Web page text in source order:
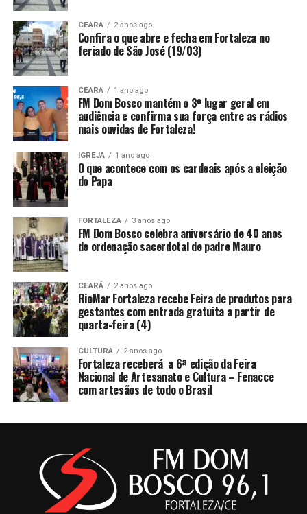
CEARÁ 2 anos ago
Confira o que abre e fecha em Fortaleza no
feriado de São José (19/03)
CEARÁ 1 ano ago
FM Dom Bosco mantém o 3º lugar geral em
audiência e confirma sua força entre as rádios
mais ouvidas de Fortaleza!
IGREJA 1 ano ago
O que acontece com os cardeais após a eleição
do Papa
FORTALEZA 3 anos ago
FM Dom Bosco celebra aniversário de 40 anos
de ordenação sacerdotal de padre Mauro
CEARÁ 2 anos ago
RioMar Fortaleza recebe Feira de produtos para
gestantes com entrada gratuita a partir de
quarta-feira (4)
CULTURA 2 anos ago
Fortaleza receberá a 6ª edição da Feira
Nacional de Artesanato e Cultura – Fenacce
com artesãos de todo o Brasil